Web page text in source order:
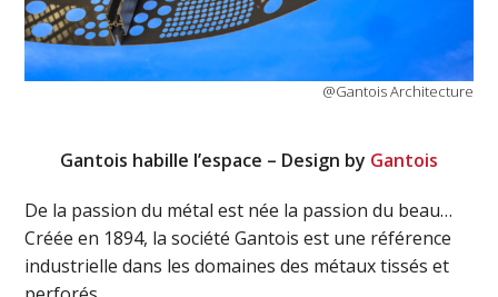
@Gantois Architecture
Gantois habille l’espace – Design by Gantois
De la passion du métal est née la passion du beau…
Créée en 1894, la société Gantois est une référence
industrielle dans les domaines des métaux tissés et